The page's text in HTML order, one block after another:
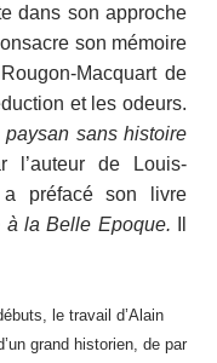
dans son approche
son mémoire
Macquart de
et les odeurs.
sans histoire
l’auteur de Louis-
a préfacé son livre
à la Belle Epoque.
le travail d’Alain
grand historien, de par